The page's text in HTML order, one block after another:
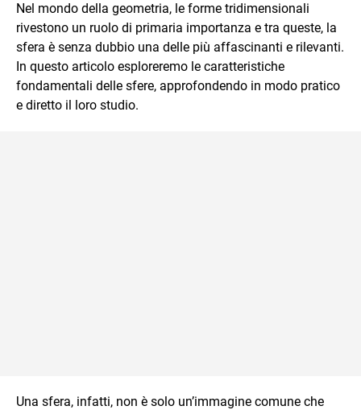
commercialisti sono stato chiamato per una supplenza
covid nella classe di insegnamento A47. Ho poi
conseguito l'abilitazione a Trieste nel sostegno e sono
entrato di ruolo nel 2023
Nel mondo della geometria, le forme tridimensionali
rivestono un ruolo di primaria importanza e tra queste, la
sfera è senza dubbio una delle più affascinanti e rilevanti.
In questo articolo esploreremo le caratteristiche
fondamentali delle sfere, approfondendo in modo pratico
e diretto il loro studio.
Una sfera, infatti, non è solo un’immagine comune che